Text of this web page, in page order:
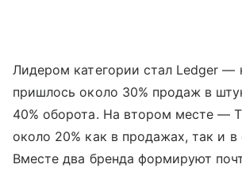
Лидером категории стал Ledger —
пришлось около 30% продаж в
40% оборота. На втором месте —
около 20% как в продажах, так и в
Вместе два бренда формируют